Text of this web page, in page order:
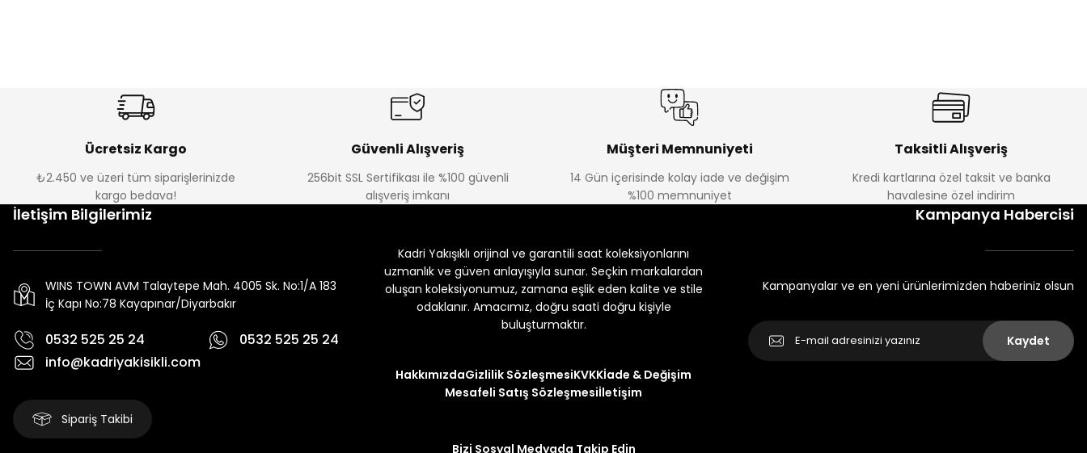
Ücretsiz Kargo
₺2.450 ve üzeri tüm siparişlerinizde
kargo bedava!
Güvenli Alışveriş
256bit SSL Sertifikası ile %100 güvenli
alışveriş imkanı
Müşteri Memnuniyeti
14 Gün içerisinde kolay iade ve değişim
%100 memnuniyet
Taksitli Alışveriş
Kredi kartlarına özel taksit ve banka
havalesine özel indirim
İletişim Bilgilerimiz
WINS TOWN AVM Talaytepe Mah. 4005 Sk. No:1/A 183
İç Kapı No:78 Kayapınar/Diyarbakır
0532 525 25 24
0532 525 25 24
info@kadriyakisikli.com
Sipariş Takibi
Kadri Yakışıklı orijinal ve garantili saat koleksiyonlarını
uzmanlık ve güven anlayışıyla sunar. Seçkin markalardan
oluşan koleksiyonumuz, zamana eşlik eden kalite ve stile
odaklanır. Amacımız, doğru saati doğru kişiyle
buluşturmaktır.
HakkımızdaGizlilik SözleşmesiKVKKİade & Değişim
Mesafeli Satış Sözleşmesiİletişim
Bizi Sosyal Medyada Takip Edin
Kampanya Habercisi
Kampanyalar ve en yeni ürünlerimizden haberiniz olsun
Kaydet